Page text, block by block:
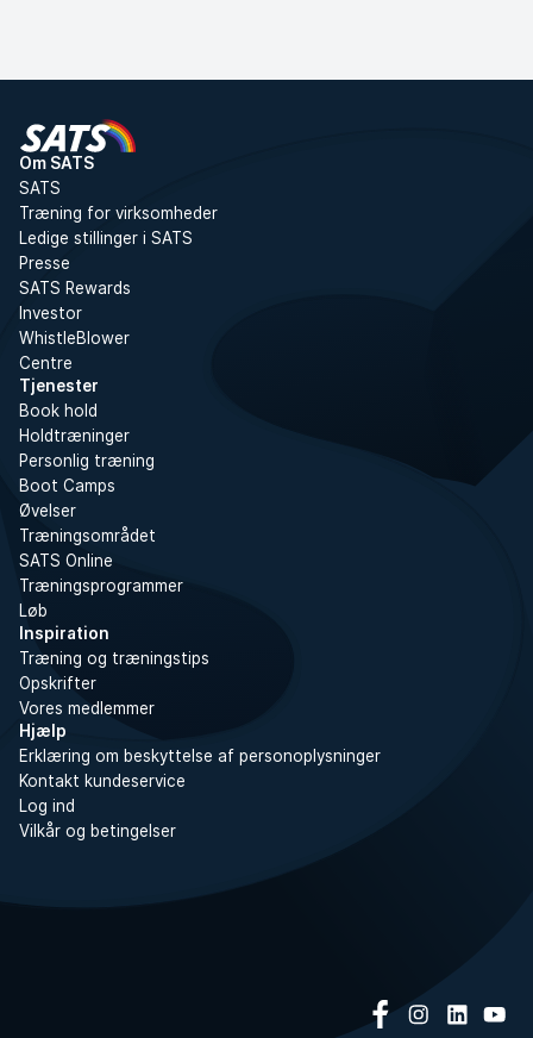
Om SATS
SATS
Træning for virksomheder
Ledige stillinger i SATS
Presse
SATS Rewards
Investor
WhistleBlower
Centre
Tjenester
Book hold
Holdtræninger
Personlig træning
Boot Camps
Øvelser
Træningsområdet
SATS Online
Træningsprogrammer
Løb
Inspiration
Træning og træningstips
Opskrifter
Vores medlemmer
Hjælp
Erklæring om beskyttelse af personoplysninger
Kontakt kundeservice
Log ind
Vilkår og betingelser